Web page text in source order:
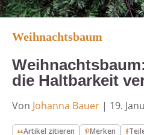
Weihnachtsbaum
die Haltbarkeit
Von Johanna Bauer | 19.
Artikel zitieren Merken